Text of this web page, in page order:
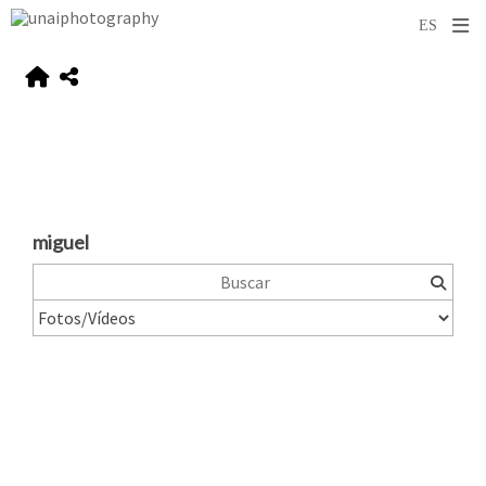
miguel